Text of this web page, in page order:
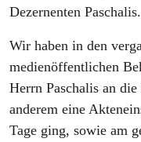
Dezernenten Paschalis.
Wir haben in den
medienöffentlichen
Herrn Paschalis an
anderem eine
Tage ging, sowie am